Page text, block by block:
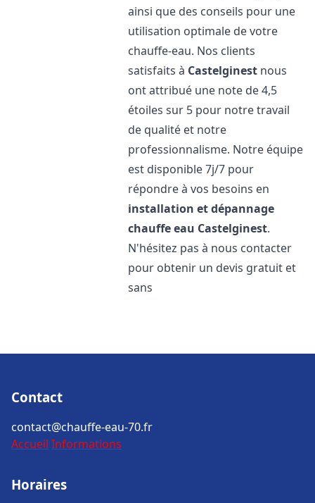
ainsi que des conseils pour une
utilisation optimale de votre
chauffe-eau. Nos clients
satisfaits à Castelginest nous
ont attribué une note de 4,5
étoiles sur 5 pour notre travail
de qualité et notre
professionnalisme. Notre équipe
est disponible 7j/7 pour
répondre à vos besoins en
installation et dépannage
chauffe eau Castelginest.
N'hésitez pas à nous contacter
pour obtenir un devis gratuit et
sans
Contact
contact@chauffe-eau-70.fr
Accueil Informations
Horaires